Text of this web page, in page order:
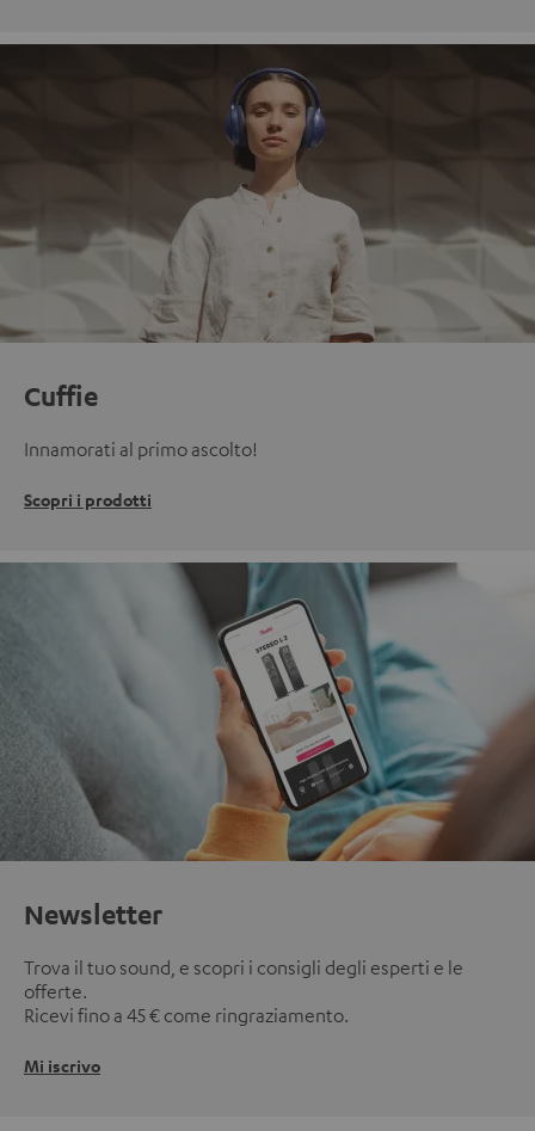
Cuffie
Innamorati al primo ascolto!
Scopri i prodotti
Newsletter
Trova il tuo sound, e scopri i consigli degli esperti e le
offerte.
Ricevi fino a 45 € come ringraziamento.
Mi iscrivo